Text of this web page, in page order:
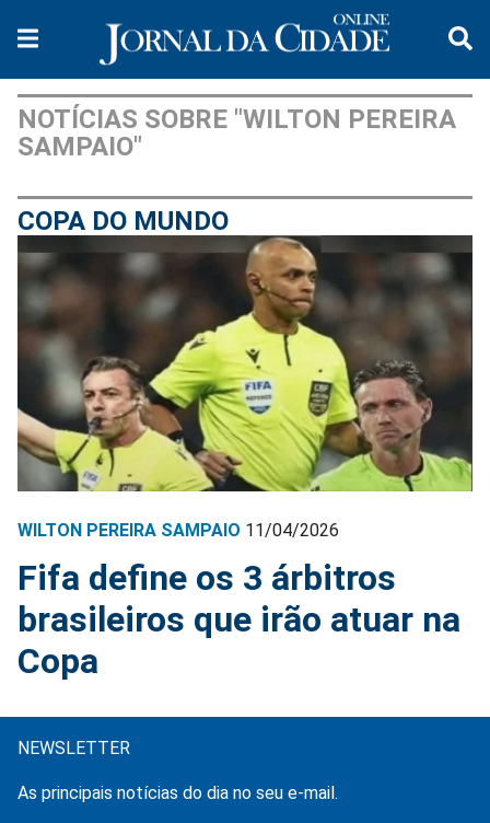
NOTÍCIAS SOBRE "WILTON PEREIRA
SAMPAIO"
COPA DO MUNDO
WILTON PEREIRA SAMPAIO 11/04/2026
Fifa define os 3 árbitros
brasileiros que irão atuar na
Copa
NEWSLETTER
As principais notícias do dia no seu e-mail.